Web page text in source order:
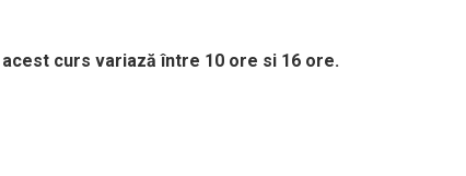
curs variază între 10 ore si 16 ore.